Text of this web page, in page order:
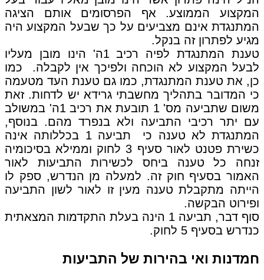
המקצוע הממוצע. אף הפרסומים אותם הציגה
המתנגדת אינם מצביעים על כך שבעל המקצוע היה
מגיע לפתרון זה בנקל.
טענת המתנגדת לפיה רכיב 1ה' הינו מובן מעליו
לבעל המקצוע לא הוכחה ולפיכך אין לקבלה. כמו
כן, את טענת המתנגדת, כמו גם טענת העד מטעמה
כי המדובר בתהליך מחשבתי גרידא יש לדחות. זאת
משום שתביעה מס' 1 תובעת את רכיב 1ה' במשולב
עם יתר רכיבי התביעה ולא בנפרד מהם. בנוסף,
המתנגדת לא טענה כי תביעה 1 בכללותה אינה
כשירת פטנט לאור סעיף 3 לחוק וממילא בסיכומיה
זנחה כל טענה ביחס לכשירות התביעות לאור
האמור בסעיף חוק זה. למעלה מן הנדרש, ספק לו
הייתה מתקבלת טענה מעין זו לאור לשון התביעה
ופירוט הבקשה.
סוף דבר, תביעה 1 הינה בעלת התקדמות המצאתית
כנדרש בסעיף 5 לחוק.
חמדנות ואי בהירות של התביעות